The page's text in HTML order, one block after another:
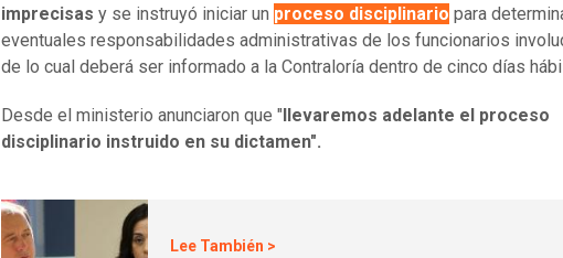
imprecisas y se instruyó iniciar un proceso disciplinario para
eventuales responsabilidades administrativas de los funcionarios
de lo cual deberá ser informado a la Contraloría dentro de cinco días
Desde el ministerio anunciaron que " llevaremos adelante el proceso
disciplinario instruido en su dictamen".
Lee También >